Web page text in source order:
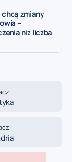
chcą zmiany
–
niż liczba